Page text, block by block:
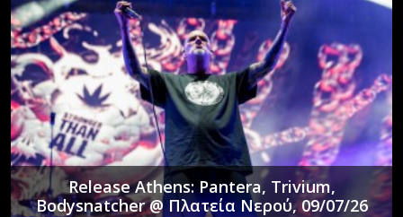
Release Athens: Pantera, Trivium,
Bodysnatcher @ Πλατεία Νερού, 09/07/26